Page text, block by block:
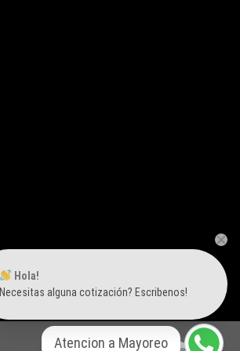
Hola!
Necesitas alguna cotización? Escribenos!
Atencion a Mayoreo